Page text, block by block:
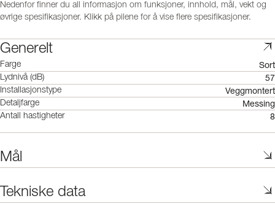
Nedenfor finner du all informasjon om funksjoner, innhold, mål, vekt og
øvrige spesifikasjoner. Klikk på pilene for å vise flere spesifikasjoner.
Generelt
Farge Sort
Lydnivå (dB) 57
Installasjonstype Veggmontert
Detaljfarge Messing
Antall hastigheter 8
Mål
Tekniske data